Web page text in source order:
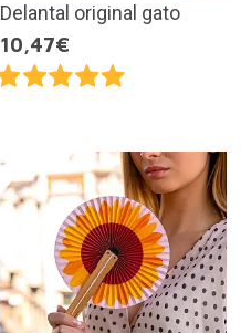
Delantal original gato
10,47€